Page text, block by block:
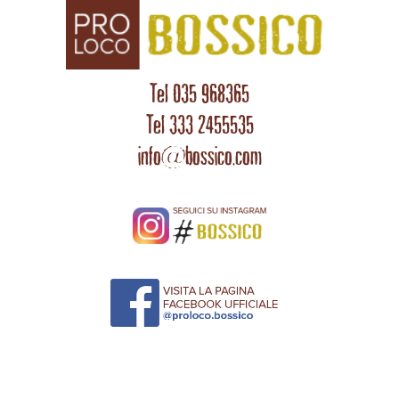
Tel 035 968365
Tel 333 2455535
info@bossico.com